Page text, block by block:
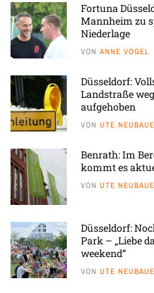
Fortuna
Mannheim zu
Niederlage
VON ANNE VOGEL
Düsseldorf:
Landstraße
aufgehoben
VON UTE
Benrath: Im
kommt es
VON UTE
Düsseldorf:
Park – „Liebe
weekend“
VON UTE